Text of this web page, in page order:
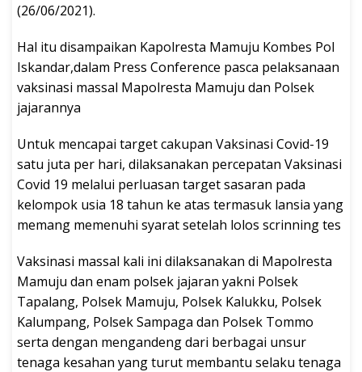
(26/06/2021).
Hal itu disampaikan Kapolresta Mamuju Kombes Pol
Iskandar,dalam Press Conference pasca pelaksanaan
vaksinasi massal Mapolresta Mamuju dan Polsek
jajarannya
Untuk mencapai target cakupan Vaksinasi Covid-19
satu juta per hari, dilaksanakan percepatan Vaksinasi
Covid 19 melalui perluasan target sasaran pada
kelompok usia 18 tahun ke atas termasuk lansia yang
memang memenuhi syarat setelah lolos scrinning tes
Vaksinasi massal kali ini dilaksanakan di Mapolresta
Mamuju dan enam polsek jajaran yakni Polsek
Tapalang, Polsek Mamuju, Polsek Kalukku, Polsek
Kalumpang, Polsek Sampaga dan Polsek Tommo
serta dengan mengandeng dari berbagai unsur
tenaga kesahan yang turut membantu selaku tenaga